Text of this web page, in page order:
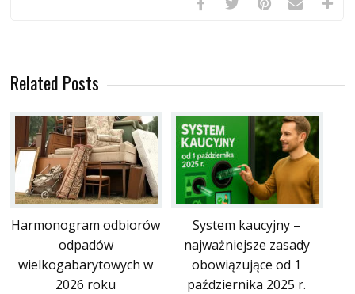
Related Posts
Harmonogram odbiorów
odpadów
wielkogabarytowych w
2026 roku
System kaucyjny –
najważniejsze zasady
obowiązujące od 1
października 2025 r.